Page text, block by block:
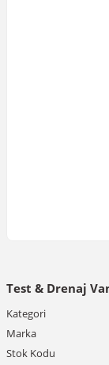
Test & Drenaj
Kategori
Marka
Stok Kodu